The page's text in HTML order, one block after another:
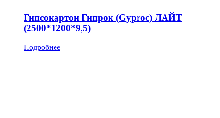
Гипсокартон Гипрок (Gyproc) ЛАЙТ
(2500*1200*9,5)
Подробнее